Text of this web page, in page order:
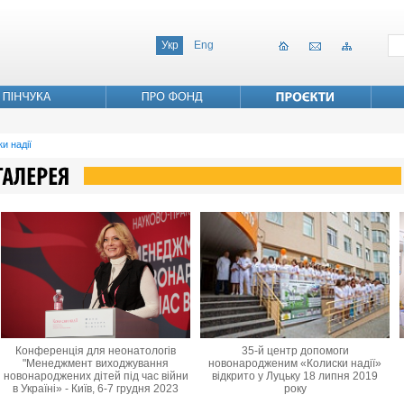
Укр Eng
надії
Конференція для неонатологів
"Менеджмент виходжування
новонароджених дітей під час війни
в Україні» - Київ, 6-7 грудня 2023
35-й центр допомоги
новонародженим «Колиски надії»
відкрито у Луцьку 18 липня 2019
року